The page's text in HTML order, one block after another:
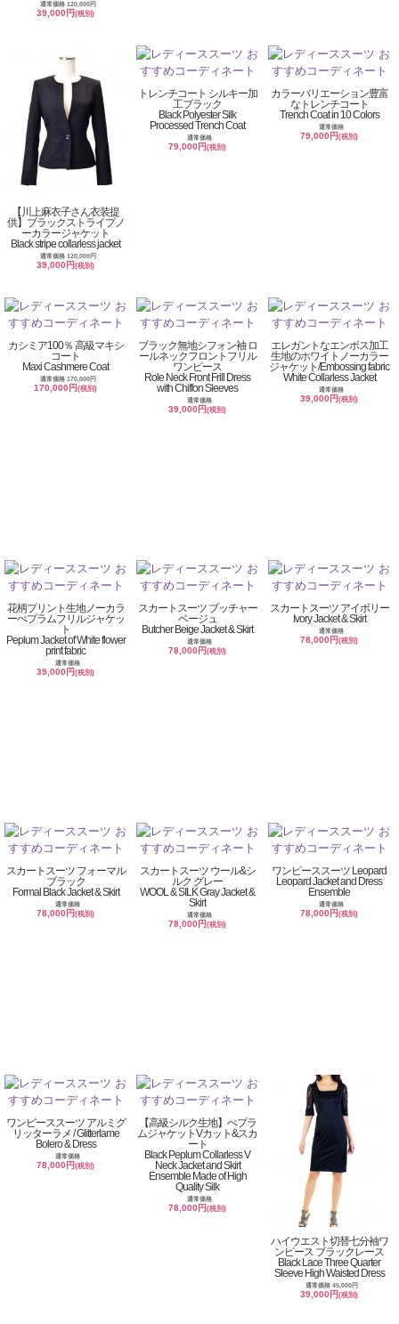
通常価格 120,000円
39,000円(税別)
【川上麻衣子さん衣装提
供】ブラックストライプノ
ーカラージャケット
Black stripe collarless jacket
通常価格 120,000円
39,000円(税別)
トレンチコート シルキー加
工ブラック
Black Polyester Silk
Processed Trench Coat
通常価格
79,000円(税別)
カラーバリエーション豊富
なトレンチコート
Trench Coat in 10 Colors
通常価格
79,000円(税別)
カシミア100％ 高級マキシ
コート
Maxi Cashmere Coat
通常価格 170,000円
170,000円(税別)
ブラック無地シフォン袖 ロ
ールネックフロントフリル
ワンピース
Role Neck Front Frill Dress
with Chiffon Sleeves
通常価格
39,000円(税別)
エレガントなエンボス加工
生地のホワイトノーカラー
ジャケット/Embossing fabric
White Collarless Jacket
通常価格
39,000円(税別)
花柄プリント生地ノーカラ
ーぺプラムフリルジャケッ
ト
Peplum Jacket of White flower
print fabric
通常価格
39,000円(税別)
スカートスーツ ブッチャー
ベージュ
Butcher Beige Jacket & Skirt
通常価格
78,000円(税別)
スカートスーツ アイボリー
Ivory Jacket & Skirt
通常価格
78,000円(税別)
スカートスーツ フォーマル
ブラック
Formal Black Jacket & Skirt
通常価格
78,000円(税別)
スカートスーツ ウール&シ
ルク グレー
WOOL & SILK Gray Jacket &
Skirt
通常価格
78,000円(税別)
ワンピーススーツ Leopard
Leopard Jacket and Dress
Ensemble
通常価格
78,000円(税別)
ワンピーススーツ アルミグ
リッターラメ / Glitterlame
Bolero & Dress
通常価格
78,000円(税別)
【高級シルク生地】ぺプラ
ムジャケットVカット&スカ
ート
Black Peplum Collarless V
Neck Jacket and Skirt
Ensemble Made of High
Quality Silk
通常価格
78,000円(税別)
ハイウエスト切替七分袖ワ
ンピース ブラックレース
Black Lace Three Quarter
Sleeve High Waisted Dress
通常価格 45,000円
39,000円(税別)